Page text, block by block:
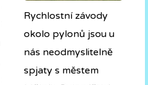
Rychlostní závody
okolo pylonů jsou u
nás neodmyslitelně
spjaty s městem